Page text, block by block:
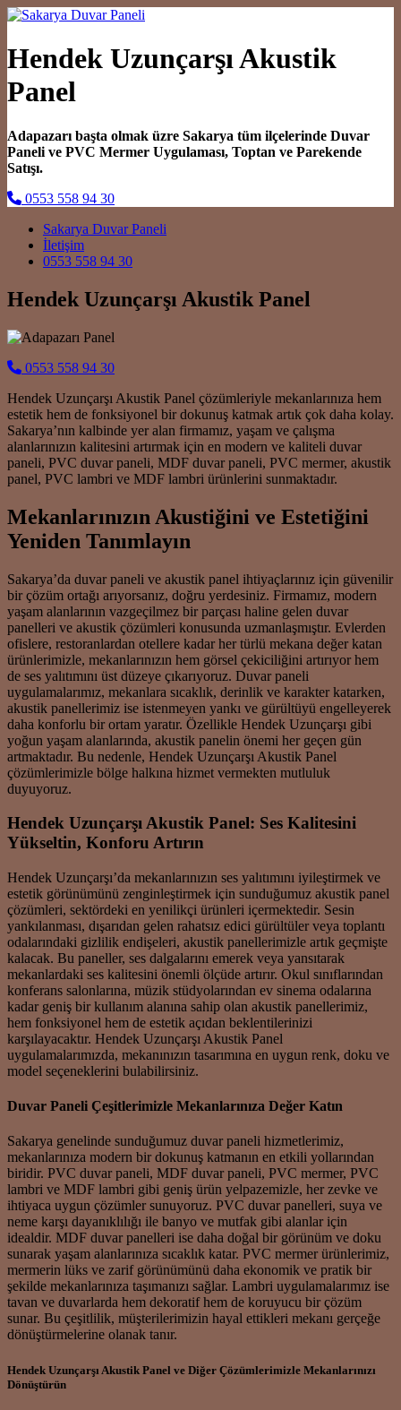
Hendek Uzunçarşı Akustik
Panel
Adapazarı başta olmak üzre Sakarya tüm ilçelerinde Duvar
Paneli ve PVC Mermer Uygulaması, Toptan ve Parekende
Satışı.
0553 558 94 30
Main Navigation
Sakarya Duvar Paneli
İletişim
0553 558 94 30
Hendek Uzunçarşı Akustik Panel
0553 558 94 30
Hendek Uzunçarşı Akustik Panel çözümleriyle mekanlarınıza hem
estetik hem de fonksiyonel bir dokunuş katmak artık çok daha kolay.
Sakarya’nın kalbinde yer alan firmamız, yaşam ve çalışma
alanlarınızın kalitesini artırmak için en modern ve kaliteli duvar
paneli, PVC duvar paneli, MDF duvar paneli, PVC mermer, akustik
panel, PVC lambri ve MDF lambri ürünlerini sunmaktadır.
Mekanlarınızın Akustiğini ve Estetiğini
Yeniden Tanımlayın
Sakarya’da duvar paneli ve akustik panel ihtiyaçlarınız için güvenilir
bir çözüm ortağı arıyorsanız, doğru yerdesiniz. Firmamız, modern
yaşam alanlarının vazgeçilmez bir parçası haline gelen duvar
panelleri ve akustik çözümleri konusunda uzmanlaşmıştır. Evlerden
ofislere, restoranlardan otellere kadar her türlü mekana değer katan
ürünlerimizle, mekanlarınızın hem görsel çekiciliğini artırıyor hem
de ses yalıtımını üst düzeye çıkarıyoruz. Duvar paneli
uygulamalarımız, mekanlara sıcaklık, derinlik ve karakter katarken,
akustik panellerimiz ise istenmeyen yankı ve gürültüyü engelleyerek
daha konforlu bir ortam yaratır. Özellikle Hendek Uzunçarşı gibi
yoğun yaşam alanlarında, akustik panelin önemi her geçen gün
artmaktadır. Bu nedenle, Hendek Uzunçarşı Akustik Panel
çözümlerimizle bölge halkına hizmet vermekten mutluluk
duyuyoruz.
Hendek Uzunçarşı Akustik Panel: Ses Kalitesini
Yükseltin, Konforu Artırın
Hendek Uzunçarşı’da mekanlarınızın ses yalıtımını iyileştirmek ve
estetik görünümünü zenginleştirmek için sunduğumuz akustik panel
çözümleri, sektördeki en yenilikçi ürünleri içermektedir. Sesin
yankılanması, dışarıdan gelen rahatsız edici gürültüler veya toplantı
odalarındaki gizlilik endişeleri, akustik panellerimizle artık geçmişte
kalacak. Bu paneller, ses dalgalarını emerek veya yansıtarak
mekanlardaki ses kalitesini önemli ölçüde artırır. Okul sınıflarından
konferans salonlarına, müzik stüdyolarından ev sinema odalarına
kadar geniş bir kullanım alanına sahip olan akustik panellerimiz,
hem fonksiyonel hem de estetik açıdan beklentilerinizi
karşılayacaktır. Hendek Uzunçarşı Akustik Panel
uygulamalarımızda, mekanınızın tasarımına en uygun renk, doku ve
model seçeneklerini bulabilirsiniz.
Duvar Paneli Çeşitlerimizle Mekanlarınıza Değer Katın
Sakarya genelinde sunduğumuz duvar paneli hizmetlerimiz,
mekanlarınıza modern bir dokunuş katmanın en etkili yollarından
biridir. PVC duvar paneli, MDF duvar paneli, PVC mermer, PVC
lambri ve MDF lambri gibi geniş ürün yelpazemizle, her zevke ve
ihtiyaca uygun çözümler sunuyoruz. PVC duvar panelleri, suya ve
neme karşı dayanıklılığı ile banyo ve mutfak gibi alanlar için
idealdir. MDF duvar panelleri ise daha doğal bir görünüm ve doku
sunarak yaşam alanlarınıza sıcaklık katar. PVC mermer ürünlerimiz,
mermerin lüks ve zarif görünümünü daha ekonomik ve pratik bir
şekilde mekanlarınıza taşımanızı sağlar. Lambri uygulamalarımız ise
tavan ve duvarlarda hem dekoratif hem de koruyucu bir çözüm
sunar. Bu çeşitlilik, müşterilerimizin hayal ettikleri mekanı gerçeğe
dönüştürmelerine olanak tanır.
Hendek Uzunçarşı Akustik Panel ve Diğer Çözümlerimizle Mekanlarınızı
Dönüştürün